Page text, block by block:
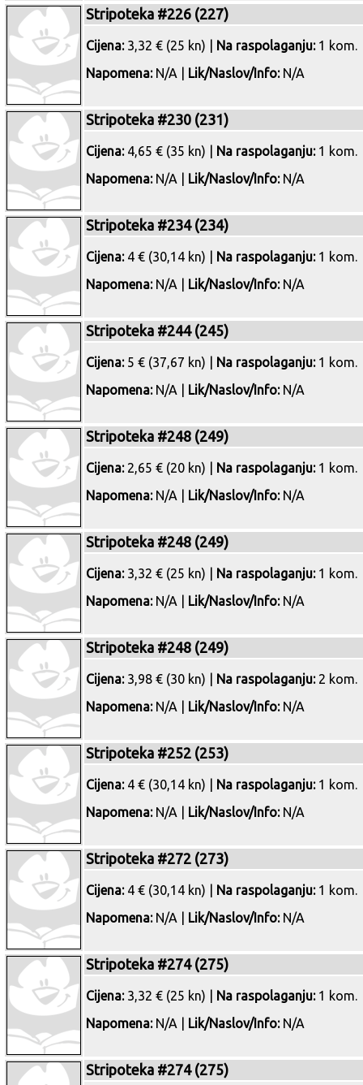
Stripoteka #226 (227)
Cijena:3,32 € (25 kn) | Na raspolaganju:1 kom.
Napomena:N/A | Lik/Naslov/Info:N/A
Stripoteka #230 (231)
Cijena:4,65 € (35 kn) | Na raspolaganju:1 kom.
Napomena:N/A | Lik/Naslov/Info:N/A
Stripoteka #234 (234)
Cijena:4 € (30,14 kn) | Na raspolaganju:1 kom.
Napomena:N/A | Lik/Naslov/Info:N/A
Stripoteka #244 (245)
Cijena:5 € (37,67 kn) | Na raspolaganju:1 kom.
Napomena:N/A | Lik/Naslov/Info:N/A
Stripoteka #248 (249)
Cijena:2,65 € (20 kn) | Na raspolaganju:1 kom.
Napomena:N/A | Lik/Naslov/Info:N/A
Stripoteka #248 (249)
Cijena:3,32 € (25 kn) | Na raspolaganju:1 kom.
Napomena:N/A | Lik/Naslov/Info:N/A
Stripoteka #248 (249)
Cijena:3,98 € (30 kn) | Na raspolaganju:2 kom.
Napomena:N/A | Lik/Naslov/Info:N/A
Stripoteka #252 (253)
Cijena:4 € (30,14 kn) | Na raspolaganju:1 kom.
Napomena:N/A | Lik/Naslov/Info:N/A
Stripoteka #272 (273)
Cijena:4 € (30,14 kn) | Na raspolaganju:1 kom.
Napomena:N/A | Lik/Naslov/Info:N/A
Stripoteka #274 (275)
Cijena:3,32 € (25 kn) | Na raspolaganju:1 kom.
Napomena:N/A | Lik/Naslov/Info:N/A
Stripoteka #274 (275)